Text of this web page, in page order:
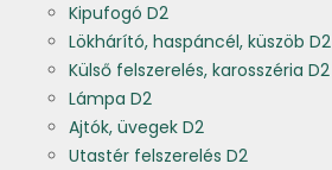
Kipufogó D2
Lökhárító, haspáncél, küszöb D2
Külső felszerelés, karosszéria D2
Lámpa D2
Ajtók, üvegek D2
Utastér felszerelés D2